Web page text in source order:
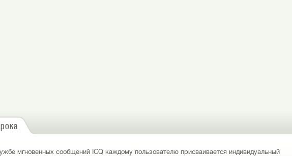
мгновенных сообщений ICQ каждому пользователю присваивается индивидуальный